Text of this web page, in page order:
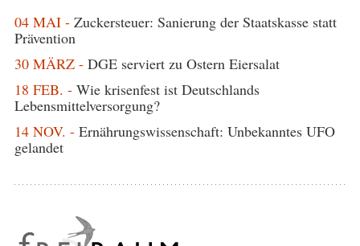
04 MAI - Zuckersteuer: Sanierung der Staatskasse statt
Prävention
30 MÄRZ - DGE serviert zu Ostern Eiersalat
18 FEB. - Wie krisenfest ist Deutschlands
Lebensmittelversorgung?
14 NOV. - Ernährungswissenschaft: Unbekanntes UFO
gelandet